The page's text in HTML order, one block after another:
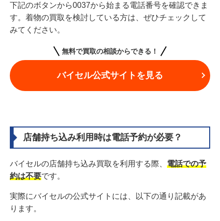
下記のボタンから0037から始まる電話番号を確認できま
す。着物の買取を検討している方は、ぜひチェックして
みてください。
無料で買取の相談からできる！
バイセル公式サイトを見る
店舗持ち込み利用時は電話予約が必要？
バイセルの店舗持ち込み買取を利用する際、 電話での予
約は不要です。
実際にバイセルの公式サイトには、以下の通り記載があ
ります。